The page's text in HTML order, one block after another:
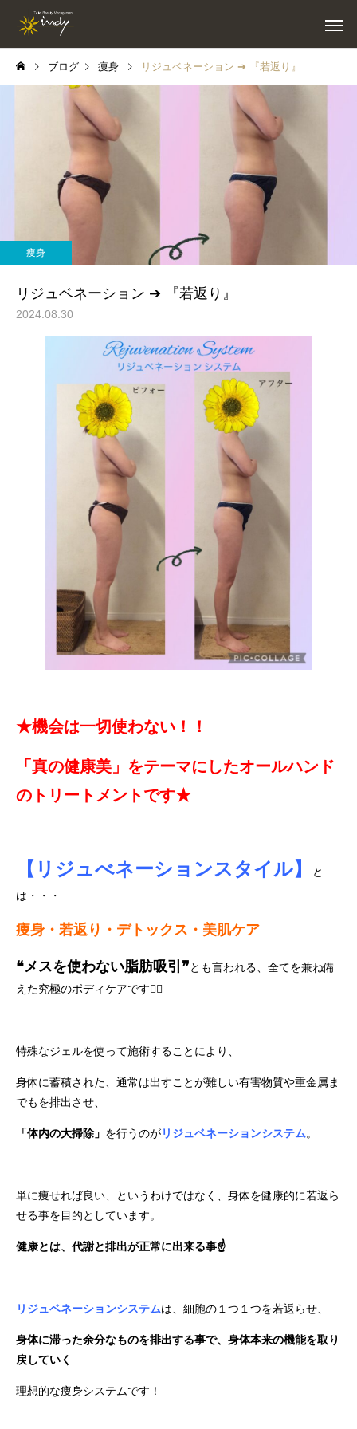
ブログ 痩身 リジュベネーション ➔ 『若返り』
痩身
リジュベネーション ➔ 『若返り』
2024.08.30
★機会は一切使わない！！
「真の健康美」をテーマにしたオールハンド
のトリートメントです★
【リジュべネーションスタイル】
と
は・・・
痩身・若返り・デトックス・美肌ケア
❝メスを使わない脂肪吸引❞とも言われる、全てを兼ね備
えた究極のボディケアです💁‍♀️
特殊なジェルを使って施術することにより、
身体に蓄積された、通常は出すことが難しい有害物質や重金属ま
でもを排出させ、
「体内の大掃除」 を行うのがリジュベネーションシステム。
単に痩せれば良い、というわけではなく、身体を健康的に若返ら
せる事を目的としています。
健康とは、代謝と排出が正常に出来る事☝
リジュベネーションシステムは、細胞の１つ１つを若返らせ、
身体に滞った余分なものを排出する事で、身体本来の機能を取り
戻していく
理想的な痩身システムです！